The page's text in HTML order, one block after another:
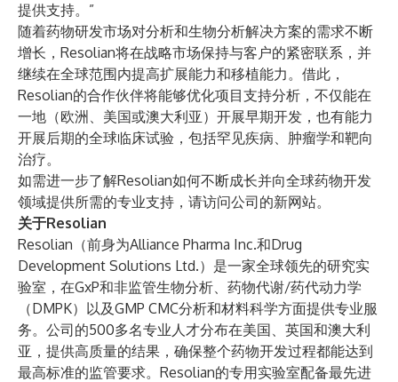
提供支持。”
随着药物研发市场对分析和生物分析解决方案的需求不断
增长，Resolian将在战略市场保持与客户的紧密联系，并
继续在全球范围内提高扩展能力和移植能力。借此，
Resolian的合作伙伴将能够优化项目支持分析，不仅能在
一地（欧洲、美国或澳大利亚）开展早期开发，也有能力
开展后期的全球临床试验，包括罕见疾病、肿瘤学和靶向
治疗。
如需进一步了解Resolian如何不断成长并向全球药物开发
领域提供所需的专业支持，请访问公司的新网站。
关于Resolian
Resolian （前身为Alliance Pharma Inc.和Drug
Development Solutions Ltd.）是一家全球领先的研究实
验室，在GxP和非监管生物分析、药物代谢/药代动力学
（DMPK）以及GMP CMC分析和材料科学方面提供专业服
务。公司的500多名专业人才分布在美国、英国和澳大利
亚，提供高质量的结果，确保整个药物开发过程都能达到
最高标准的监管要求。Resolian的专用实验室配备最先进